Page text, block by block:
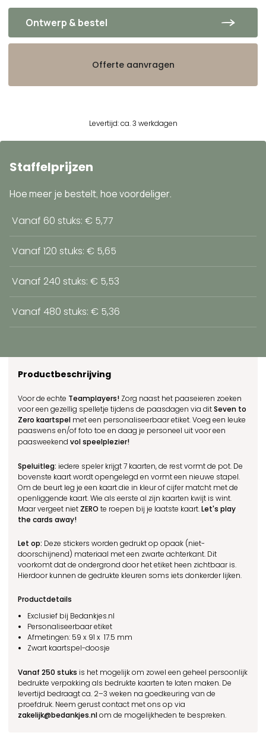
Ontwerp & bestel
Offerte aanvragen
Levertijd: ca. 3 werkdagen
Staffelprijzen
Hoe meer je bestelt, hoe voordeliger.
Vanaf 60 stuks: € 5,77
Vanaf 120 stuks: € 5,65
Vanaf 240 stuks: € 5,53
Vanaf 480 stuks: € 5,36
Productbeschrijving
Voor de echte Teamplayers! Zorg naast het paaseieren zoeken
voor een gezellig spelletje tijdens de paasdagen via ditSeven to
Zero kaartspel met een personaliseerbaar etiket. Voeg een leuke
paaswens en/of foto toe en daag je personeel uit voor een
paasweekendvol speelplezier!
Speluitleg: iedere speler krijgt 7 kaarten, de rest vormt de pot. De
bovenste kaart wordt opengelegd en vormt een nieuwe stapel.
Om de beurt leg je een kaart die in kleur of cijfer matcht met de
openliggende kaart. Wie als eerste al zijn kaarten kwijt is wint.
Maar vergeet niet ZERO te roepen bij je laatste kaart.Let's play
the cards away!
Let op: Deze stickers worden gedrukt op opaak (niet-
doorschijnend) materiaal met een zwarte achterkant. Dit
voorkomt dat de ondergrond door het etiket heen zichtbaar is.
Hierdoor kunnen de gedrukte kleuren soms iets donkerder lijken.
Productdetails
Exclusief bij Bedankjes.nl
Personaliseerbaar etiket
Afmetingen: 59 x 91 x 17.5 mm
Zwart kaartspel-doosje
Vanaf 250 stuks is het mogelijk om zowel een geheel persoonlijk
bedrukte verpakking als bedrukte kaarten te laten maken. De
levertijd bedraagt ca. 2–3 weken na goedkeuring van de
proefdruk. Neem gerust contact met ons op via
zakelijk@bedankjes.nlom de mogelijkheden te bespreken.